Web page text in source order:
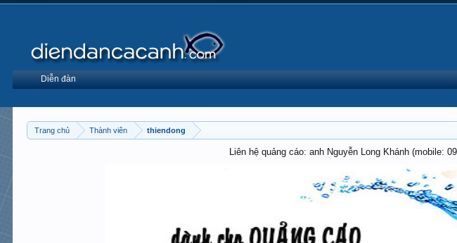
Trang chủ Thành viên thiendong
Liên hệ quảng cáo: anh Nguyễn Long Khánh (mobile:
Diễn đàn